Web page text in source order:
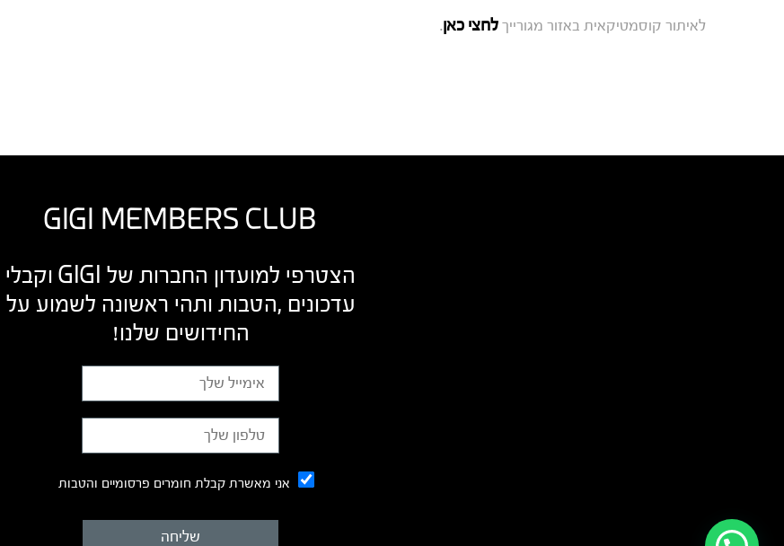
לאיתור קוסמטיקאית באזור מגורייך לחצי כאן.
GIGI MEMBERS CLUB
הצטרפי למועדון החברות של GIGI וקבלי
עדכונים ,הטבות ותהי ראשונה לשמוע על
החידושים שלנו!
אני מאשרת קבלת חומרים פרסומיים והטבות